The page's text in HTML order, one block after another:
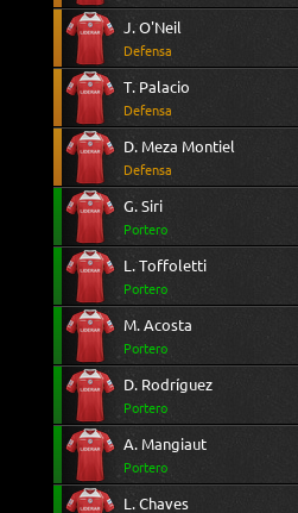
J. O'Neil
Defensa
T. Palacio
Defensa
D. Meza Montiel
Defensa
G. Siri
Portero
L. Toffoletti
Portero
M. Acosta
Portero
D. Rodríguez
Portero
A. Mangiaut
Portero
L. Chaves